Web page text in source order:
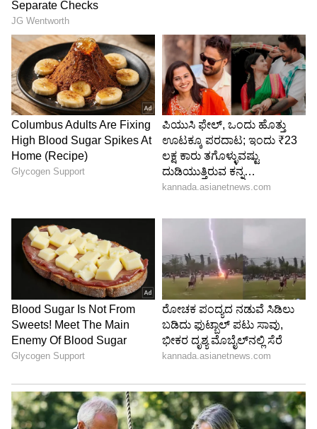
4
5
Image Credit :Vivo
Amazon Great Summer Sale : ವಿವೋ ಫೋನ್‌ಗಳ
ಮೇಲೆ ಭಾರಿ ರಿಯಾಯಿತಿ
ಪ್ರೀಮಿಯಂ ಫೋಟೋಗ್ರಫಿ ಇಷ್ಟಪಡುವವರಿಗೆ ವಿವೋ
ಸೂಪರ್ ಆಫರ್‌ಗಳಿವೆ.